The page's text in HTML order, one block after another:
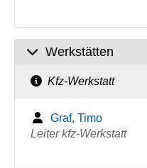
Werkstätten
Kfz-Werkstatt
Graf, Timo
Leiter kfz-Werkstatt